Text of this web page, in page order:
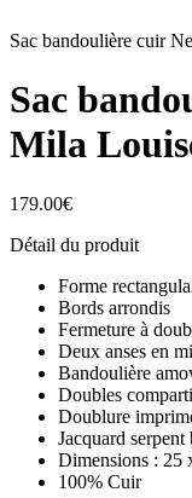
Sac bandoulière cuir
Sac
Mila
179.00€
Détail du produit
Forme
Bords arrondis
Fermeture à
Deux anses en
Bandoulière
Doubles
Doublure
Jacquard
Dimensions : 25
100% Cuir